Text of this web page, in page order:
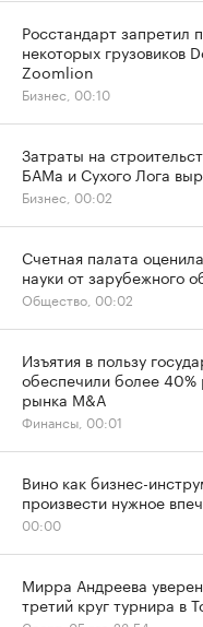
Росстандарт запретил
некоторых грузовиков
Zoomlion
Бизнес, 00:10
Затраты на
БАМа и Сухого Лога
Бизнес, 00:02
Счетная палата
науки от зарубежного
Общество, 00:02
Изъятия в пользу
обеспечили более 40%
рынка M&A
Финансы, 00:01
Вино как бизнес-
произвести нужное
00:00
Мирра Андреева
третий круг турнира в